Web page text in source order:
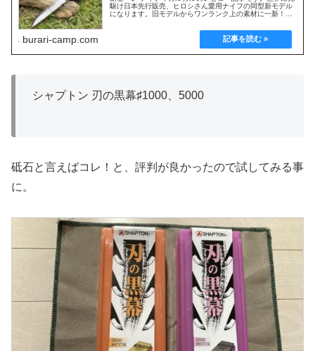
駆け日本先行販売、ヒロシさん愛用ナイフの同型新モデル
になります。旧モデルからワンランク上の素材に一新！あ
ってみた使用感やオススメポイントを解説します。
burari-camp.com
シャプトン 刃の黒幕♯1000、5000
砥石と言えばコレ！と、評判が良かったので試してみる事
に。